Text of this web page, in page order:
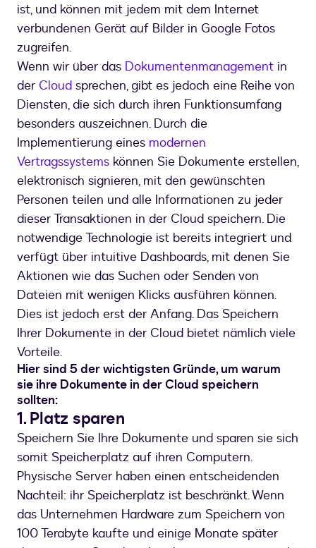
ist, und können mit jedem mit dem Internet
verbundenen Gerät auf Bilder in Google Fotos
zugreifen.
Wenn wir über das Dokumentenmanagement in
der Cloud sprechen, gibt es jedoch eine Reihe von
Diensten, die sich durch ihren Funktionsumfang
besonders auszeichnen. Durch die
Implementierung eines modernen
Vertragssystems können Sie Dokumente erstellen,
elektronisch signieren, mit den gewünschten
Personen teilen und alle Informationen zu jeder
dieser Transaktionen in der Cloud speichern. Die
notwendige Technologie ist bereits integriert und
verfügt über intuitive Dashboards, mit denen Sie
Aktionen wie das Suchen oder Senden von
Dateien mit wenigen Klicks ausführen können.
Dies ist jedoch erst der Anfang. Das Speichern
Ihrer Dokumente in der Cloud bietet nämlich viele
Vorteile.
Hier sind 5 der wichtigsten Gründe, um warum
sie ihre Dokumente in der Cloud speichern
sollten:
1. Platz sparen
Speichern Sie Ihre Dokumente und sparen sie sich
somit Speicherplatz auf ihren Computern.
Physische Server haben einen entscheidenden
Nachteil: ihr Speicherplatz ist beschränkt. Wenn
das Unternehmen Hardware zum Speichern von
100 Terabyte kaufte und einige Monate später